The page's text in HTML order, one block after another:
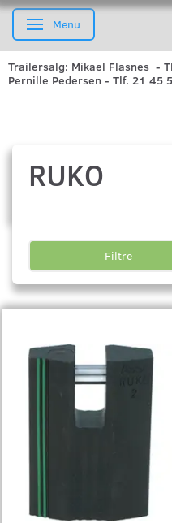
Skifte navigation
Menu
Trailersalg: Mikael Flasnes -
Pernille Pedersen - Tlf. 21 45
RUKO
Filtre